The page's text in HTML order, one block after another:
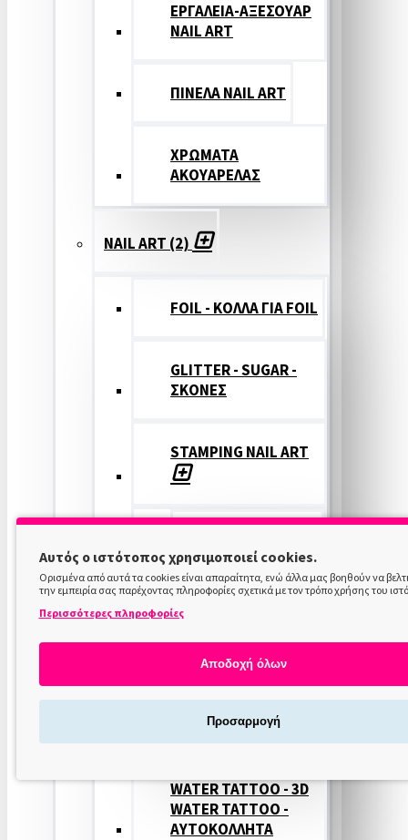
ΕΡΓΑΛΕΙΑ-ΑΞΕΣΟΥΑΡ
NAIL ART
ΠΙΝΕΛΑ NAIL ART
ΧΡΩΜΑΤΑ
ΑΚΟΥΑΡΕΛΑΣ
NAIL ART (2)
FOIL - ΚΟΛΛΑ ΓΙΑ FOIL
GLITTER - SUGAR -
ΣΚΟΝΕΣ
STAMPING NAIL ART
COLOR
ΝΥΧΙΩΝ
ΣΦΡΑΓΙΔΕΣ
ΝΥΧΙΩΝ
WATER TATTOO - 3D
WATER TATTOO -
ΑΥΤΟΚΟΛΛΗΤΑ
Αυτός ο ιστότοπος χρησιμοποιεί cookies.
Ορισμένα από αυτά τα cookies είναι απαραίτητα, ενώ άλλα μας βοηθούν να
την εμπειρία σας παρέχοντας πληροφορίες σχετικά με τον τρόπο χρήσης του
Περισσότερες πληροφορίες
Αποδοχή όλων
Προσαρμογή